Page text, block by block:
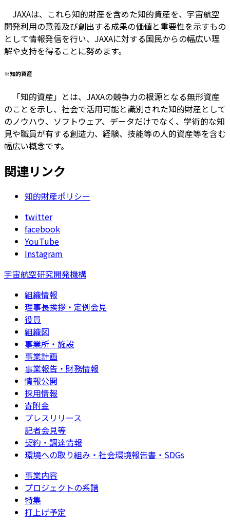
JAXAは、これら知的財産を含めた知的資産を、宇宙航空
開発利用の意義及び創出する成果の価値と重要性を示すもの
として情報発信を行い、JAXAに対する国民からの幅広い理
解や支持を得ることに努めます。
※知的資産
「知的資産」とは、JAXAの競争力の根源となる無形資産
のことを示し、社会で活用可能と識別された知的財産として
のノウハウ、ソフトウェア、データだけでなく、学術的な知
見や職員が有する創造力、経験、技能等の人的資産等を含む
幅広い概念です。
関連リンク
知的財産ポリシー
twitter
facebook
YouTube
Instagram
宇宙航空研究開発機構
組織情報
理事長挨拶・定例会見
役員
組織図
事業所・施設
事業計画
事業報告・財務情報
情報公開
採用情報
寄附金
プレスリリース
記者会見等
契約・調達情報
環境への取り組み・社会環境報告書・SDGs
事業内容
プロジェクトの系譜
特集
打上げ予定